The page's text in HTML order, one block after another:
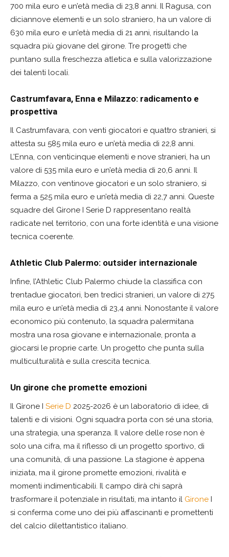
700 mila euro e un’età media di 23,8 anni. Il Ragusa, con
diciannove elementi e un solo straniero, ha un valore di
630 mila euro e un’età media di 21 anni, risultando la
squadra più giovane del girone. Tre progetti che
puntano sulla freschezza atletica e sulla valorizzazione
dei talenti locali.
Castrumfavara, Enna e Milazzo: radicamento e
prospettiva
Il Castrumfavara, con venti giocatori e quattro stranieri, si
attesta su 585 mila euro e un’età media di 22,8 anni.
L’Enna, con venticinque elementi e nove stranieri, ha un
valore di 535 mila euro e un’età media di 20,6 anni. Il
Milazzo, con ventinove giocatori e un solo straniero, si
ferma a 525 mila euro e un’età media di 22,7 anni. Queste
squadre del Girone I Serie D rappresentano realtà
radicate nel territorio, con una forte identità e una visione
tecnica coerente.
Athletic Club Palermo: outsider internazionale
Infine, l’Athletic Club Palermo chiude la classifica con
trentadue giocatori, ben tredici stranieri, un valore di 275
mila euro e un’età media di 23,4 anni. Nonostante il valore
economico più contenuto, la squadra palermitana
mostra una rosa giovane e internazionale, pronta a
giocarsi le proprie carte. Un progetto che punta sulla
multiculturalità e sulla crescita tecnica.
Un girone che promette emozioni
Il Girone I Serie D 2025-2026 è un laboratorio di idee, di
talenti e di visioni. Ogni squadra porta con sé una storia,
una strategia, una speranza. Il valore delle rose non è
solo una cifra, ma il riflesso di un progetto sportivo, di
una comunità, di una passione. La stagione è appena
iniziata, ma il girone promette emozioni, rivalità e
momenti indimenticabili. Il campo dirà chi saprà
trasformare il potenziale in risultati, ma intanto il Girone I
si conferma come uno dei più affascinanti e promettenti
del calcio dilettantistico italiano.